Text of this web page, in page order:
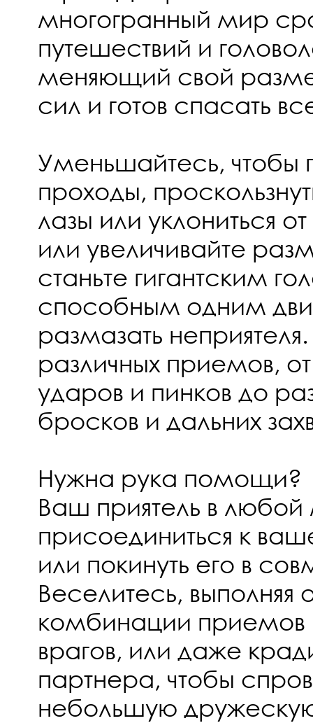
многогранный мир
путешествий и
меняющий свой
сил и готов спасать
Уменьшайтесь, чтобы
проходы,
лазы или уклониться
или увеличивайте
станьте гигантским
способным одним
размазать
различных приемов,
ударов и пинков до
бросков и дальних
Нужна рука помощи?
Ваш приятель в
присоединиться к
или покинуть его в
Веселитесь, выполняя
комбинации приемов
врагов, или даже
партнера, чтобы
небольшую